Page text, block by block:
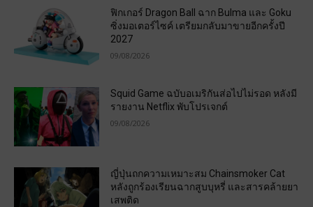
ฟิกเกอร์ Dragon Ball ฉาก Bulma และ Goku
ซิ่งมอเตอร์ไซค์ เตรียมกลับมาขายอีกครั้งปี
2027
09/08/2026
Squid Game ฉบับอเมริกันส่อไปไม่รอด หลังมี
รายงาน Netflix พับโปรเจกต์
09/08/2026
ญี่ปุ่นถกความเหมาะสม Chainsmoker Cat
หลังถูกร้องเรียนฉากสูบบุหรี่ และสารคล้ายยา
เสพติด